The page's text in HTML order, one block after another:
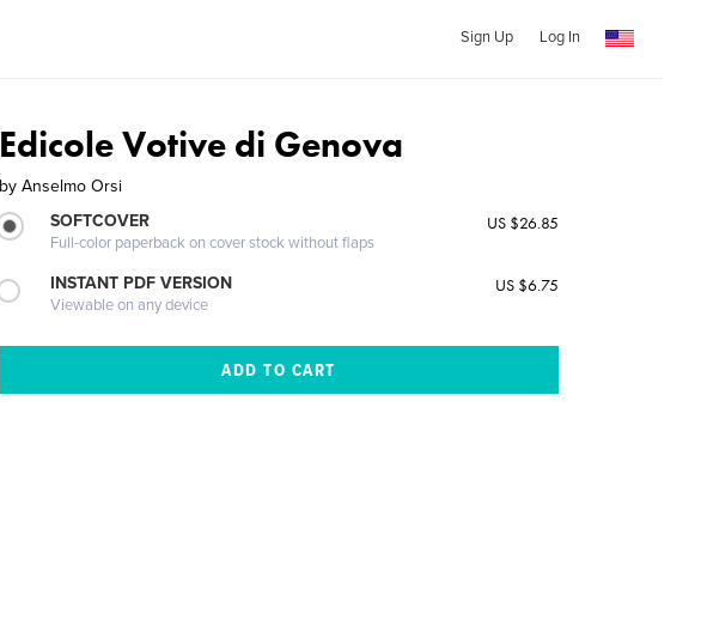
Sign Up Log In
Edicole Votive di Genova
by Anselmo Orsi
SOFTCOVER
Full-color paperback on cover stock without flaps
US $26.85
INSTANT PDF VERSION
Viewable on any device
US $6.75